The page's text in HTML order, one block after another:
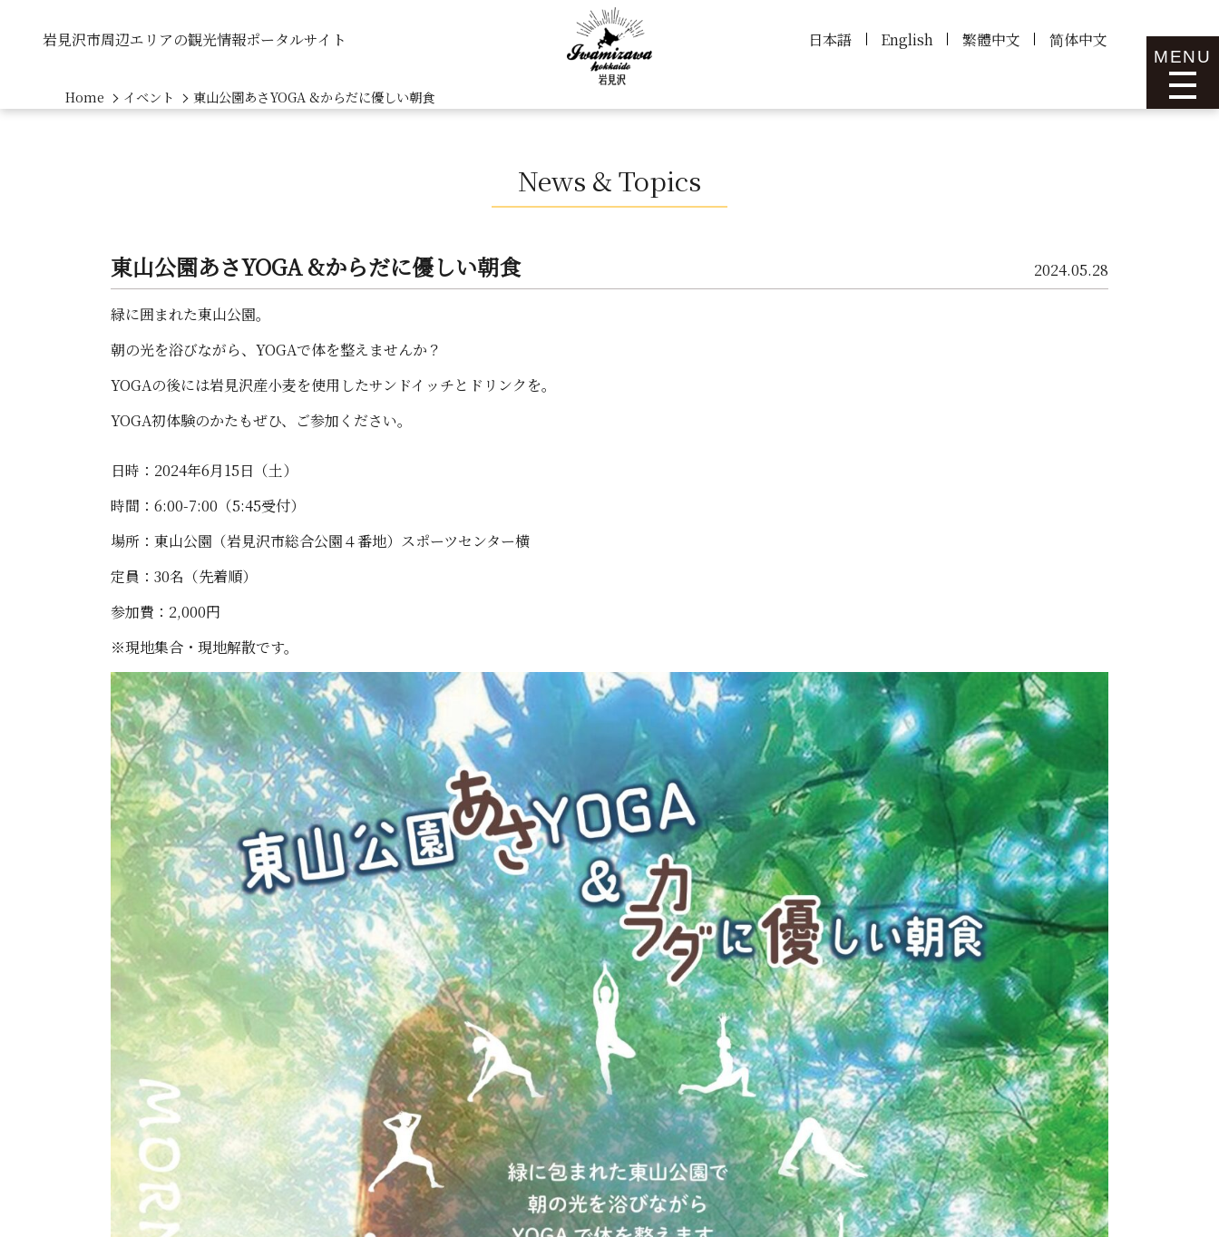
MENU
岩見沢市周辺エリアの観光情報ポータルサイト 日本語 English 繁體中文 简体中文
Home イベント 東山公園あさYOGA &からだに優しい朝食
News & Topics
2024.05.28
東山公園あさYOGA &からだに優しい朝食
緑に囲まれた東山公園。
朝の光を浴びながら、YOGAで体を整えませんか？
YOGAの後には岩見沢産小麦を使用したサンドイッチとドリンクを。
YOGA初体験のかたもぜひ、ご参加ください。
日時：2024年6月15日（土）
時間：6:00-7:00（5:45受付）
場所：東山公園（岩見沢市総合公園４番地）スポーツセンター横
定員：30名（先着順）
参加費：2,000円
※現地集合・現地解散です。